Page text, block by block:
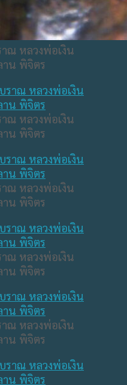
ณ หลวงพ่อเงิน
น พิจิตร
ณ หลวงพ่อเงิน
น พิจิตร
ณ หลวงพ่อเงิน
น พิจิตร
ณ หลวงพ่อเงิน
น พิจิตร
ณ หลวงพ่อเงิน
น พิจิตร